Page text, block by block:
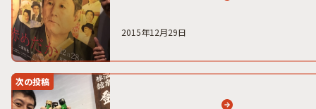
2015年12月29日
次の投稿